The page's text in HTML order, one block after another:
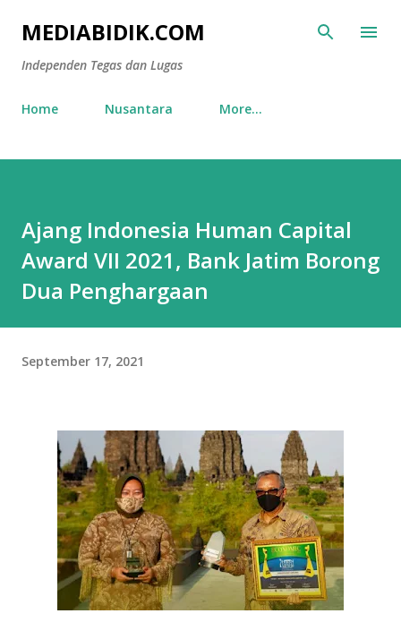
Skip to main content
MEDIABIDIK.COM
Independen Tegas dan Lugas
Home Nusantara More…
Ajang Indonesia Human Capital
Award VII 2021, Bank Jatim Borong
Dua Penghargaan
September 17, 2021